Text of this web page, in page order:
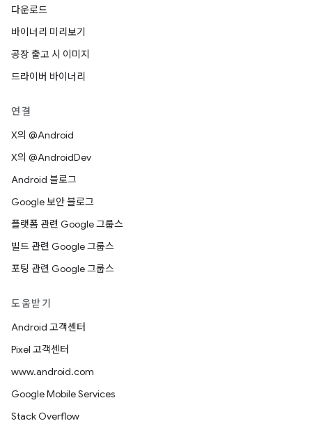
다운로드
바이너리 미리보기
공장 출고 시 이미지
드라이버 바이너리
연결
X의 @Android
X의 @AndroidDev
Android 블로그
Google 보안 블로그
플랫폼 관련 Google 그룹스
빌드 관련 Google 그룹스
포팅 관련 Google 그룹스
도움받기
Android 고객센터
Pixel 고객센터
www.android.com
Google Mobile Services
Stack Overflow